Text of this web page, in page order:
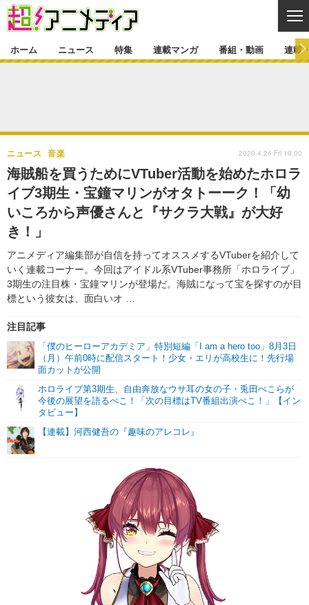
ゲーム・アプリ マンガ
グッズ イベント
声優 コスプレ
特集一覧 カバー
ラキりす
連載マンガ
連載マンガ一覧 連載一覧
番組・動画
番組・動画一覧 ラジオ
動画
連載・ブログ
連載・ブログ一覧 コラム
編集部ブログ・お知らせ
ホーム ニュース 特集 連載マンガ 番組・動画 連載
海賊船を買うためにVTuber活動を始めたホロラ
イブ3期生・宝鐘マリンがオタトーーク！「幼
いころから声優さんと『サクラ大戦』が大好
き！」
アニメディア編集部が自信を持ってオススメするVTuberを紹介して
いく連載コーナー。今回はアイドル系VTuber事務所「ホロライブ」
3期生の注目株・宝鐘マリンが登場だ。海賊になって宝を探すのが目
標という彼女は、面白いオ …
ニュース 音楽
注目記事
「僕のヒーローアカデミア」特別短編「I am a hero too」8月3日
（月）午前0時に配信スタート！少女・エリが高校生に！先行場
面カットが公開
ホロライブ第3期生、自由奔放なウサ耳の女の子・兎田ぺこらが
今後の展望を語るぺこ！「次の目標はTV番組出演ぺこ！」【イン
タビュー】
【連載】河西健吾の『趣味のアレコレ』
2020.4.24 Fri 19:00